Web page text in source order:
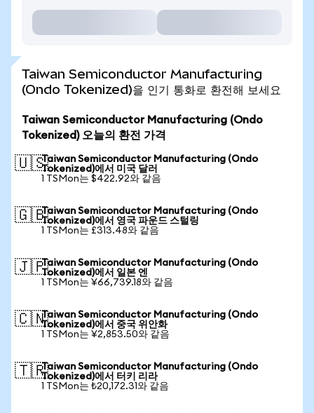
Taiwan Semiconductor Manufacturing
(Ondo Tokenized)을 인기 통화로 환전해 보세요
Taiwan Semiconductor Manufacturing (Ondo
Tokenized) 오늘의 환전 가격
🇺🇸Taiwan Semiconductor Manufacturing (Ondo
Tokenized)에서 미국 달러
1 TSMon는 $422.92와 같음
🇬🇧Taiwan Semiconductor Manufacturing (Ondo
Tokenized)에서 영국 파운드 스털링
1 TSMon는 £313.48와 같음
🇯🇵Taiwan Semiconductor Manufacturing (Ondo
Tokenized)에서 일본 엔
1 TSMon는 ¥66,739.18와 같음
🇨🇳Taiwan Semiconductor Manufacturing (Ondo
Tokenized)에서 중국 위안화
1 TSMon는 ¥2,853.50와 같음
🇹🇷Taiwan Semiconductor Manufacturing (Ondo
Tokenized)에서 터키 리라
1 TSMon는 ₺20,172.31와 같음